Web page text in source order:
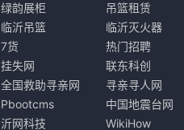
绿韵展柜 吊篮租赁
临沂吊篮 临沂灭火器
7货 热门招聘
挂失网 联东科创
全国救助寻亲网 寻亲寻人网
Pbootcms 中国地震台网
沂网科技 WikiHow